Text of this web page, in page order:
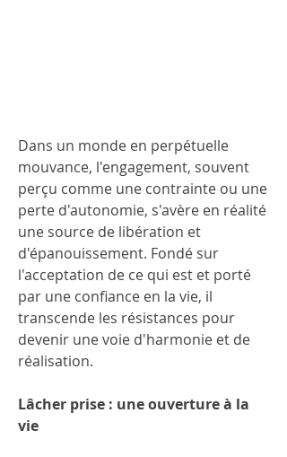
Dans un monde en perpétuelle
mouvance, l'engagement, souvent
perçu comme une contrainte ou une
perte d'autonomie, s'avère en réalité
une source de libération et
d'épanouissement. Fondé sur
l'acceptation de ce qui est et porté
par une confiance en la vie, il
transcende les résistances pour
devenir une voie d'harmonie et de
réalisation.
Lâcher prise : une ouverture à la
vie